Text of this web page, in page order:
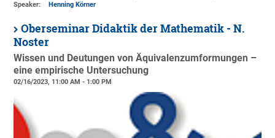
Speaker:
Henning Körner
Oberseminar Didaktik der Mathematik - N.
Noster
Wissen und Deutungen von Äquivalenzumformungen –
eine empirische Untersuchung
02/16/2023, 11:00 AM - 1:00 PM